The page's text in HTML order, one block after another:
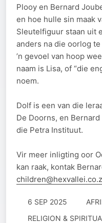
Plooy en Bernard
en hoe hulle sin maak
Sleutelfiguur staan uit
anders na die oorlog
’n gevoel van hoop
naam is Lisa, of “die
noem.
Dolf is een van die
De Doorns, en
die Petra Instituut.
Vir meer inligting oor
kan raak, kontak
6 SEP 2025
RELIGION &